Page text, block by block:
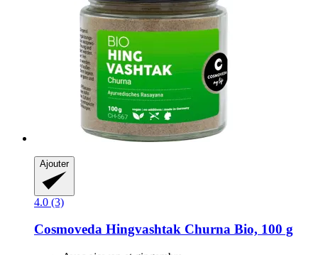
Ajouter
4.0 (3)
Cosmoveda Hingvashtak Churna Bio, 100 g